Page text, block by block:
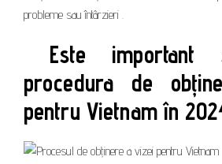
probleme sau întârzieri .
Este important
procedura de
pentru Vietnam în